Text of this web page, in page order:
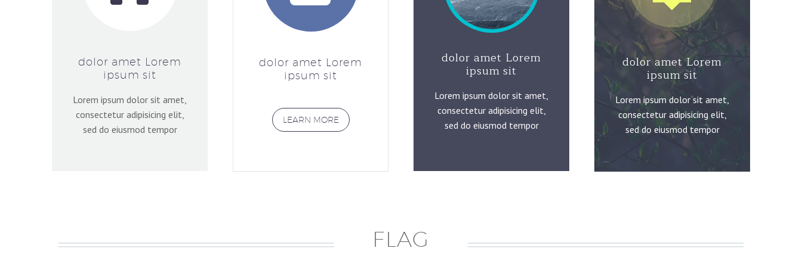
dolor amet Lorem
ipsum sit
Lorem ipsum dolor sit amet,
consectetur adipisicing elit,
sed do eiusmod tempor
dolor amet Lorem
ipsum sit
LEARN MORE
dolor amet Lorem
ipsum sit
Lorem ipsum dolor sit amet,
consectetur adipisicing elit,
sed do eiusmod tempor
dolor amet Lorem
ipsum sit
Lorem ipsum dolor sit amet,
consectetur adipisicing elit,
sed do eiusmod tempor
FLAG